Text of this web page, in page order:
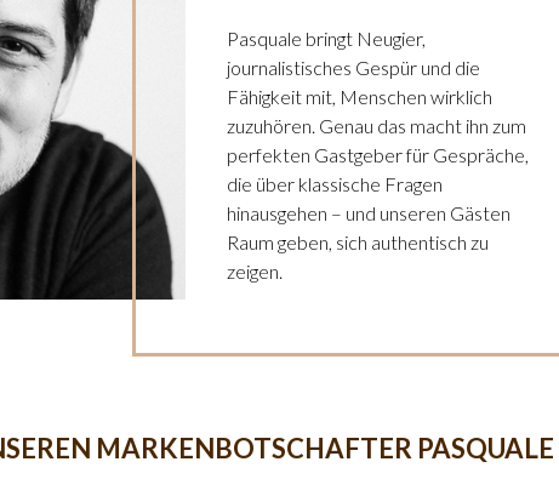
Pasquale bringt Neugier,
journalistisches Gespür und die
Fähigkeit mit, Menschen wirklich
zuzuhören. Genau das macht ihn zum
perfekten Gastgeber für Gespräche,
die über klassische Fragen
hinausgehen – und unseren Gästen
Raum geben, sich authentisch zu
zeigen.
MARKENBOTSCHAFTER PASQUALE